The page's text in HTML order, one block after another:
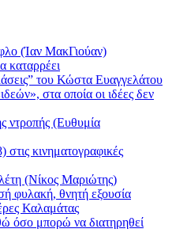
(Ίαν ΜακΓιούαν)
του Κώστα Ευαγγελάτου
στα οποία οι ιδέες δεν
ντροπής (Ευθυμία
κινηματογραφικές
(Νίκος Μαριώτης)
φυλακή, θνητή εξουσία
Καλαμάτας
όσο μπορώ να διατηρηθεί